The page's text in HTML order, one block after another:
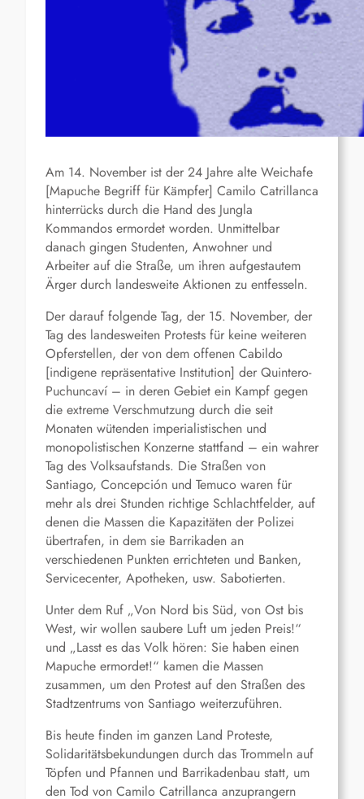
Am 14. November ist der 24 Jahre alte Weichafe
[Mapuche Begriff für Kämpfer] Camilo Catrillanca
hinterrücks durch die Hand des Jungla
Kommandos ermordet worden. Unmittelbar
danach gingen Studenten, Anwohner und
Arbeiter auf die Straße, um ihren aufgestautem
Ärger durch landesweite Aktionen zu entfesseln.
Der darauf folgende Tag, der 15. November, der
Tag des landesweiten Protests für keine weiteren
Opferstellen, der von dem offenen Cabildo
[indigene repräsentative Institution] der Quintero-
Puchuncaví – in deren Gebiet ein Kampf gegen
die extreme Verschmutzung durch die seit
Monaten wütenden imperialistischen und
monopolistischen Konzerne stattfand – ein wahrer
Tag des Volksaufstands. Die Straßen von
Santiago, Concepción und Temuco waren für
mehr als drei Stunden richtige Schlachtfelder, auf
denen die Massen die Kapazitäten der Polizei
übertrafen, in dem sie Barrikaden an
verschiedenen Punkten errichteten und Banken,
Servicecenter, Apotheken, usw. Sabotierten.
Unter dem Ruf „Von Nord bis Süd, von Ost bis
West, wir wollen saubere Luft um jeden Preis!“
und „Lasst es das Volk hören: Sie haben einen
Mapuche ermordet!“ kamen die Massen
zusammen, um den Protest auf den Straßen des
Stadtzentrums von Santiago weiterzuführen.
Bis heute finden im ganzen Land Proteste,
Solidaritätsbekundungen durch das Trommeln auf
Töpfen und Pfannen und Barrikadenbau statt, um
den Tod von Camilo Catrillanca anzuprangern